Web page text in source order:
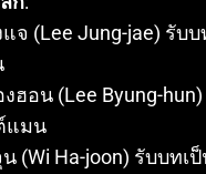
จ (Lee Jung-jae) รับ
ฮอน (Lee Byung-
แมน
(Wi Ha-joon) รับบทเ